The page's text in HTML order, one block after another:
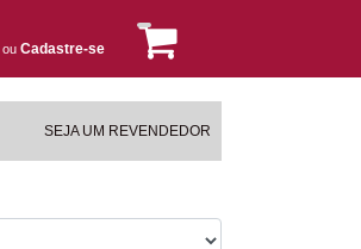
ou Cadastre-se
SEJA UM REVENDEDOR